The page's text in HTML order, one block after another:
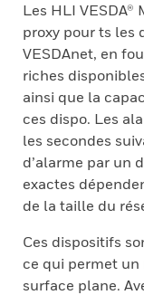
Les HLI
proxy pour ts les
VESDAnet, en
riches
ainsi que la
ces dispo. Les
les secondes
d’alarme par un
exactes
de la taille du
Ces dispositifs
ce qui permet
surface plane.